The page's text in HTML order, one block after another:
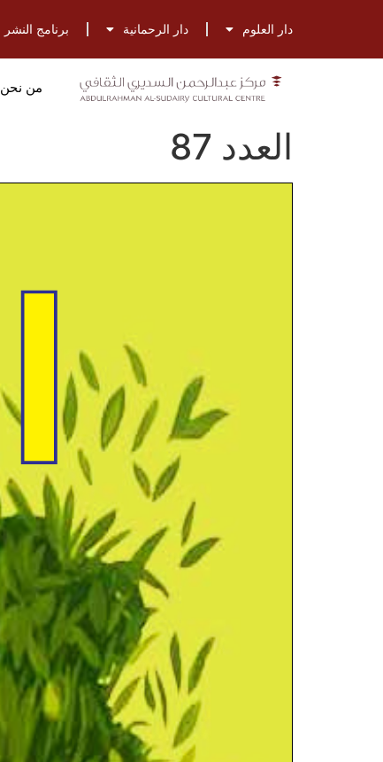
دار العلوم دار الرحمانية برنامج النشر
من نحن
العدد 87